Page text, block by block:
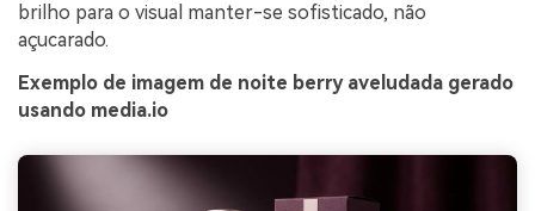
brilho para o visual manter-se sofisticado, não
açucarado.
Exemplo de imagem de noite berry aveludada gerado
usando media.io